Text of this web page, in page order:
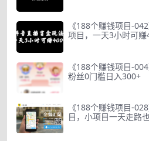
《188个赚钱项目-
项目，一天3小时可赚
《188个赚钱项目-
粉丝0门槛日入300+
《188个赚钱项目-
目，小项目一天走路